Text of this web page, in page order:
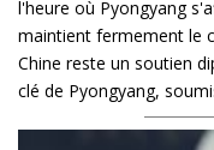
l'heure où Pyongyang
maintient fermement le
Chine reste un soutien
clé de Pyongyang,